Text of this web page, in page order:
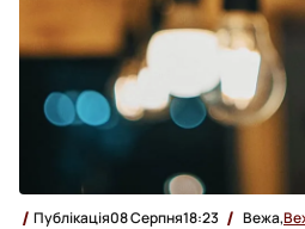
Публікація08 Серпня18:23 Вежа,